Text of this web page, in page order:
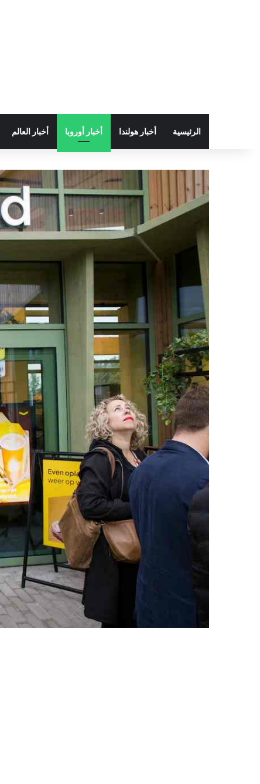
الرئيسية أخبار هولندا أخبار أوروبا أخبار العالم